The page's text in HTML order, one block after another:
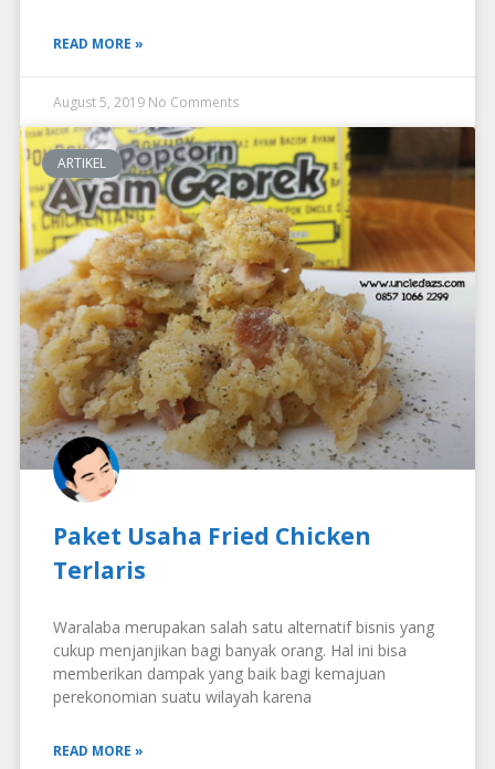
READ MORE »
August 5, 2019 No Comments
ARTIKEL
Paket Usaha Fried Chicken
Terlaris
Waralaba merupakan salah satu alternatif bisnis yang
cukup menjanjikan bagi banyak orang. Hal ini bisa
memberikan dampak yang baik bagi kemajuan
perekonomian suatu wilayah karena
READ MORE »